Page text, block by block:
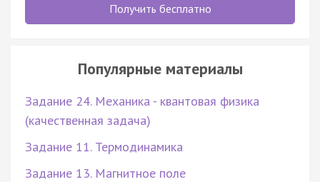
Получить бесплатно
Популярные материалы
Задание 24. Механика - квантовая физика
(качественная задача)
Задание 11. Термодинамика
Задание 13. Магнитное поле